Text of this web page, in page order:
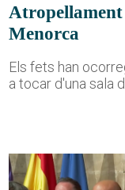
Menorca
Els fets han
a tocar d'una sala